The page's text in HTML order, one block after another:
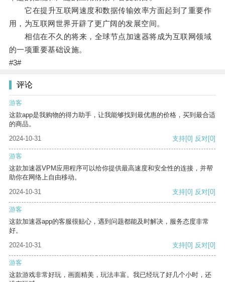
它在提升互联网速度和数据传输效率方面起到了重要作
用，为互联网世界开辟了更广阔的发展空间。
相信在不久的将来，全球节点加速器将成为互联网领域
的一项重要基础设施。
#3#
评论
游客
这款app是我购物的得力助手，让我能够找到最优惠的价格，买到最合适
的商品。
2024-10-31
支持[0] 反对[0]
游客
这款加速器VPM应用程序可以给你提供最高速度和安全性的连接，并帮
助你在网络上自由移动。
2024-10-31
支持[0] 反对[0]
游客
这款加速器app的客服很贴心，遇到问题都能及时解决，服务态度非常
好。
2024-10-31
支持[0] 反对[0]
游客
这款游戏非常好玩，画面精美，玩法丰富。我已经玩了好几个小时，还